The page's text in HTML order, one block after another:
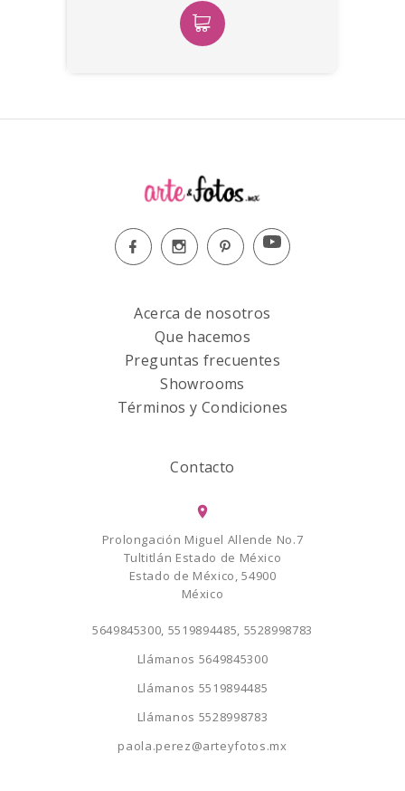
Acerca de nosotros
Que hacemos
Preguntas frecuentes
Showrooms
Términos y Condiciones
Contacto
Prolongación Miguel Allende No.7
Tultitlán Estado de México
Estado de México, 54900
México
5649845300, 5519894485, 5528998783
Llámanos 5649845300
Llámanos 5519894485
Llámanos 5528998783
paola.perez@arteyfotos.mx